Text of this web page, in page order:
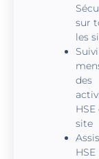
sur
les
Suivi
des
HSE
site
HSE